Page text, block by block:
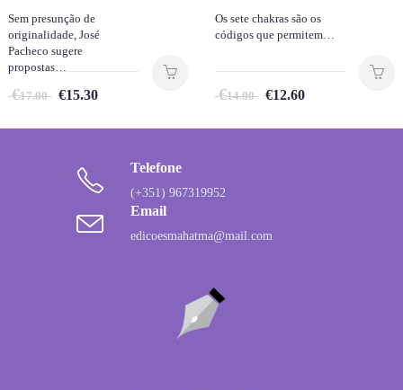
Sem presunção de
originalidade, José
Pacheco sugere
propostas…
€17.00 €15.30
Os sete chakras são os
códigos que permitem…
€14.00 €12.60
Telefone
(+351) 967319952
Email
edicoesmahatma@mail.com